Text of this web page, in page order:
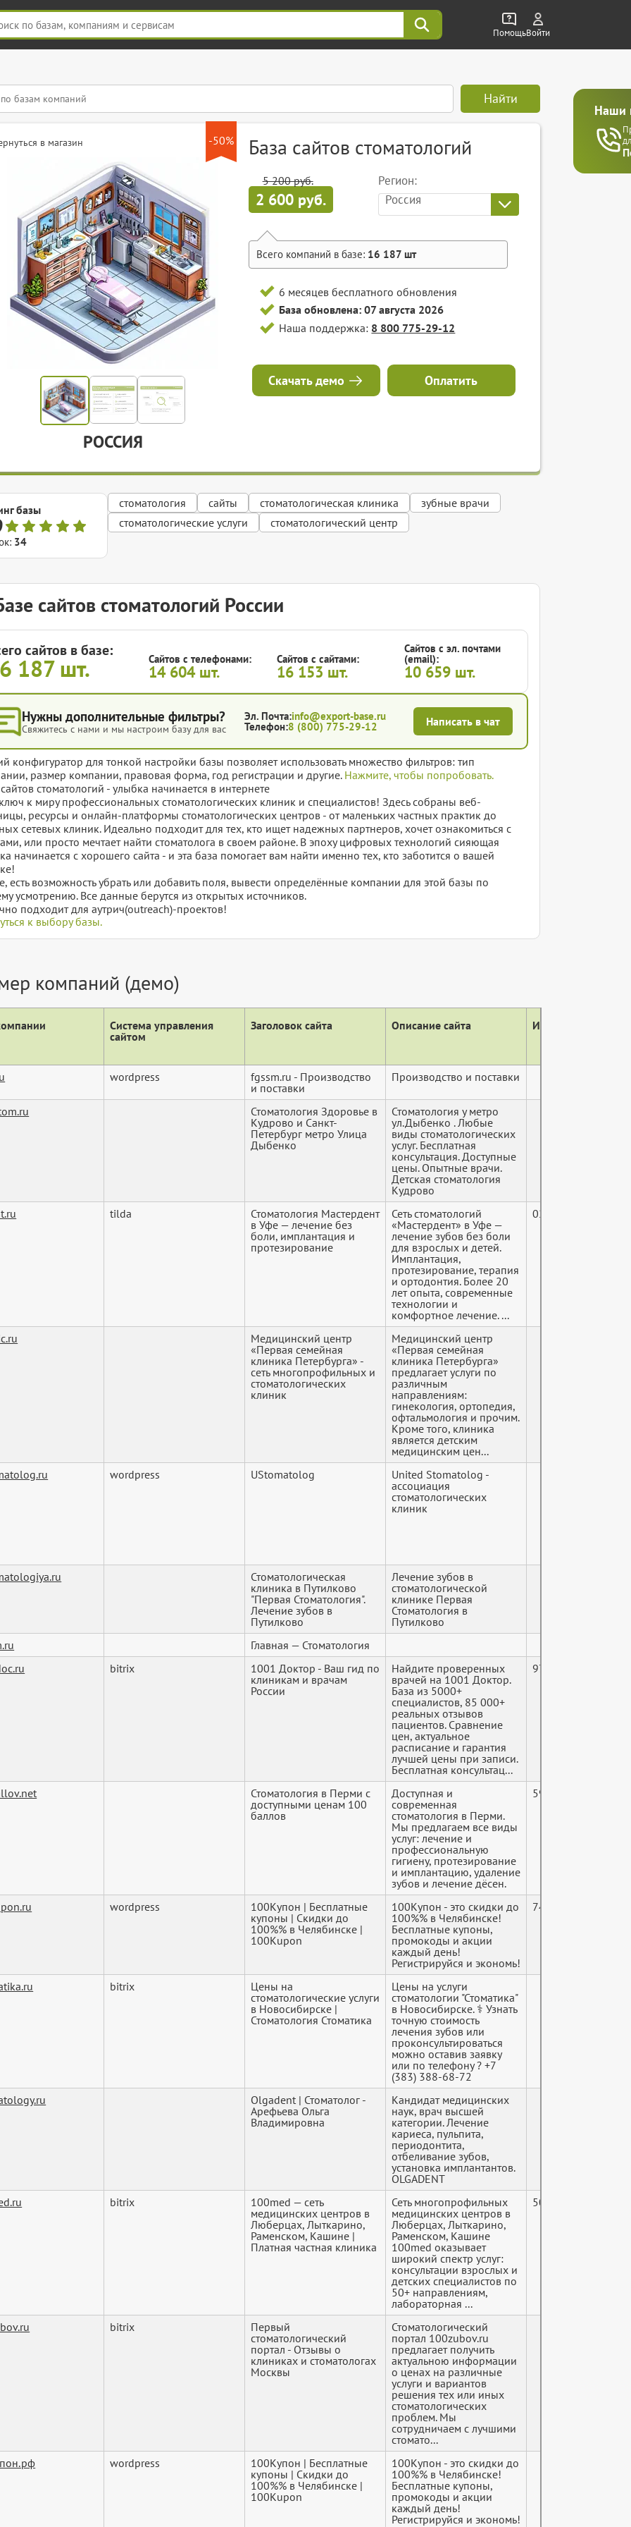
ПомощьВойти
Наши
Найти
-50%
в магазин
РОССИЯ
База сайтов стоматологий
5 200 руб.
2 600 руб.
Регион:
Россия
Всего компаний в базе: 16 187шт
6 месяцев бесплатного обновления
База обновлена: 07 августа 2026
Наша поддержка: 8 800 775-29-12
Скачать демо Оплатить
базы
34
стоматология сайты стоматологическая клиника
зубные врачи
стоматологические услуги
стоматологический центр
сайтов стоматологий России
сайтов в базе:
187шт. Сайтов с телефонами:
14 604 шт.
Сайтов с сайтами:
16 153 шт.
Сайтов с эл. почтами
(email):
10 659 шт.
Нужны дополнительные фильтры?
Свяжитесь с нами и мы настроим базу для вас
Эл. Почта:info@export-base.ru
Телефон:8 (800) 775-29-12 Написать в чат
конфигуратор для тонкой настройки базы позволяет использовать множество фильтров: тип
размер компании, правовая форма, год регистрации и другие. Нажмите, чтобы попробовать.
стоматологий - улыбка начинается в интернете
к миру профессиональных стоматологических клиник и специалистов! Здесь собраны веб-
ресурсы и онлайн-платформы стоматологических центров - от маленьких частных практик до
сетевых клиник. Идеально подходит для тех, кто ищет надежных партнеров, хочет ознакомиться с
или просто мечтает найти стоматолога в своем районе. В эпоху цифровых технологий сияющая
начинается с хорошего сайта - и эта база помогает вам найти именно тех, кто заботится о вашей
есть возможность убрать или добавить поля, вывести определённые компании для этой базы по
усмотрению. Все данные берутся из открытых источников.
подходит для аутрич(outreach)-проектов!
к выбору базы.
компаний (демо)
Система управления
сайтом
Заголовок сайта Описание сайта ИНН
wordpress
fgssm.ru - Производство
и поставки
Производство и поставки
Стоматология Здоровье в
Кудрово и Санкт-
Петербург метро Улица
Дыбенко
Стоматология у метро
ул.Дыбенко . Любые
виды стоматологических
услуг. Бесплатная
консультация. Доступные
цены. Опытные врачи.
Детская стоматология
Кудрово
tilda
Стоматология Мастердент
в Уфе — лечение без
боли, имплантация и
протезирование
Сеть стоматологий
«Мастердент» в Уфе —
лечение зубов без боли
для взрослых и детей.
Имплантация,
протезирование, терапия
и ортодонтия. Более 20
лет опыта, современные
технологии и
комфортное лечение. ...
0273045360
Медицинский центр
«Первая семейная
клиника Петербурга» -
сеть многопрофильных и
стоматологических
клиник
Медицинский центр
«Первая семейная
клиника Петербурга»
предлагает услуги по
различным
направлениям:
гинекология, ортопедия,
офтальмология и прочим.
Кроме того, клиника
является детским
медицинским цен...
wordpress UStomatolog
United Stomatolog -
ассоциация
стоматологических
клиник
Стоматологическая
клиника в Путилково
"Первая Стоматология".
Лечение зубов в
Путилково
Лечение зубов в
стоматологической
клинике Первая
Стоматология в
Путилково
Главная — Стоматология
bitrix
1001 Доктор - Ваш гид по
клиникам и врачам
России
Найдите проверенных
врачей на 1001 Доктор.
База из 5000+
специалистов, 85 000+
реальных отзывов
пациентов. Сравнение
цен, актуальное
расписание и гарантия
лучшей цены при записи.
Бесплатная консультац...
9726060165
Стоматология в Перми с
доступными ценам 100
баллов
Доступная и
современная
стоматология в Перми.
Мы предлагаем все виды
услуг: лечение и
профессиональную
гигиену, протезирование
и имплантацию, удаление
зубов и лечение дёсен.
5902173508
wordpress
100Купон | Бесплатные
купоны | Cкидки до
100%% в Челябинске |
100Kupon
100Купон - это скидки до
100%% в Челябинске!
Бесплатные купоны,
промокоды и акции
каждый день!
Регистрируйся и экономь!
7447255890
bitrix
Цены на
стоматологические услуги
в Новосибирске |
Стоматология Стоматика
Цены на услуги
стоматологии "Стоматика"
в Новосибирске. ⚕ Узнать
точную стоимость
лечения зубов или
проконсультироваться
можно оставив заявку
или по телефону ? +7
(383) 388-68-72
Olgadent | Стоматолог -
Арефьева Ольга
Владимировна
Кандидат медицинских
наук, врач высшей
категории. Лечение
кариеса, пульпита,
периодонтита,
отбеливание зубов,
установка имплантантов.
OLGADENT
bitrix
100med — сеть
медицинских центров в
Люберцах, Лыткарино,
Раменском, Кашине |
Платная частная клиника
Сеть многопрофильных
медицинских центров в
Люберцах, Лыткарино,
Раменском, Кашине
100med оказывает
широкий спектр услуг:
консультации взрослых и
детских специалистов по
50+ направлениям,
лабораторная ...
5027073196
bitrix
Первый
стоматологический
портал - Отзывы о
клиниках и стоматологах
Москвы
Стоматологический
портал 100zubov.ru
предлагает получить
актуальною информации
о ценах на различные
услуги и вариантов
решения тех или иных
стоматологических
проблем. Мы
сотрудничаем с лучшими
стомато...
wordpress
100Купон | Бесплатные
купоны | Cкидки до
100%% в Челябинске |
100Kupon
100Купон - это скидки до
100%% в Челябинске!
Бесплатные купоны,
промокоды и акции
каждый день!
Регистрируйся и экономь!